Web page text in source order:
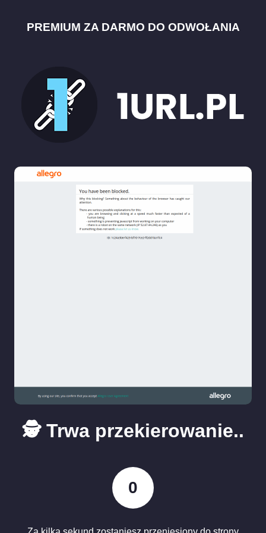
PREMIUM ZA DARMO DO ODWOŁANIA
🕵️ Trwa przekierowanie..
0